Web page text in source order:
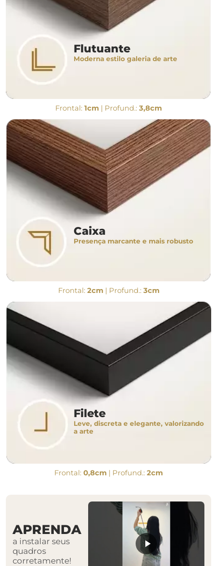
Flutuante
Moderna estilo galeria de arte
Frontal: 1cm | Profund.: 3,8cm
Caixa
Presença marcante e mais robusto
Frontal: 2cm| Profund.: 3cm
Filete
Leve, discreta e elegante, valorizando
a arte
Frontal: 0,8cm | Profund.: 2cm
APRENDA
a instalar seus
quadros
corretamente!